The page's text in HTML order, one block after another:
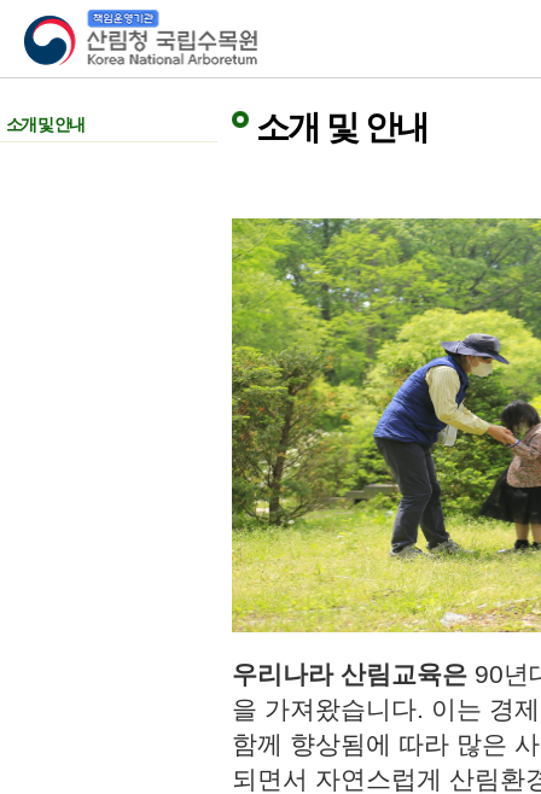
산림청 국립수목원
소개 및 안내 소개 및 안내
우리나라 산림교육은 90년
을 가져왔습니다. 이는 경
함께 향상됨에 따라 많은
되면서 자연스럽게 산림환